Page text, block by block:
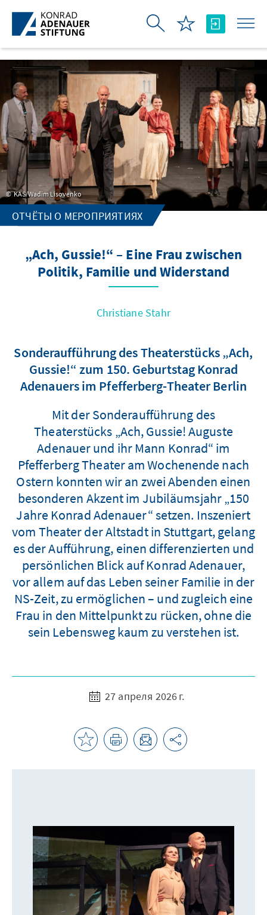
Skip to Main Content
KAS/Wadim Lisovenko
ОТЧЁТЫ О МЕРОПРИЯТИЯХ
„Ach, Gussie!“ – Eine Frau zwischen
Politik, Familie und Widerstand
Christiane Stahr
Sonderaufführung des Theaterstücks „Ach,
Gussie!“ zum 150. Geburtstag Konrad
Adenauers im Pfefferberg-Theater Berlin
Mit der Sonderaufführung des
Theaterstücks „Ach, Gussie! Auguste
Adenauer und ihr Mann Konrad“ im
Pfefferberg Theater am Wochenende nach
Ostern konnten wir an zwei Abenden einen
besonderen Akzent im Jubiläumsjahr „150
Jahre Konrad Adenauer“ setzen. Inszeniert
vom Theater der Altstadt in Stuttgart, gelang
es der Aufführung, einen differenzierten und
persönlichen Blick auf Konrad Adenauer,
vor allem auf das Leben seiner Familie in der
NS-Zeit, zu ermöglichen – und zugleich eine
Frau in den Mittelpunkt zu rücken, ohne die
sein Lebensweg kaum zu verstehen ist.
27 апреля 2026 г.